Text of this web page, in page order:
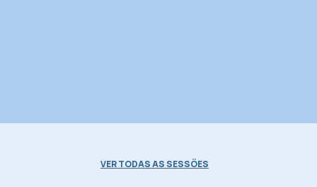
VER TODAS AS SESSÕES